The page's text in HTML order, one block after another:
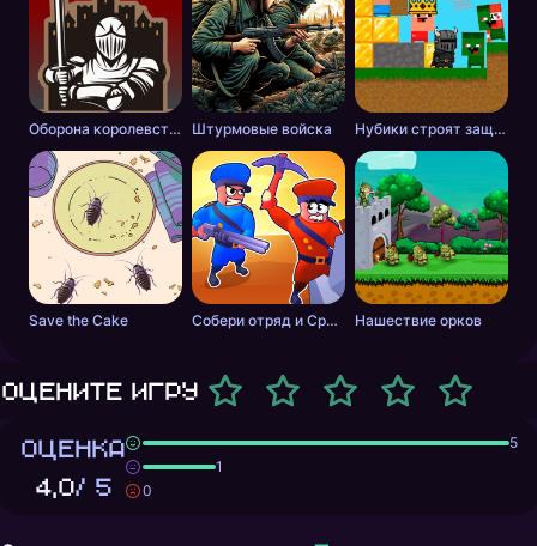
Оборона королевства Штурмовые войска Нубики строят защиту против зомби
Save the Cake Собери отряд и Сражайся: Синие против Красных Нашествие орков
Оцените игру
ОЦЕНКА
4,0/ 5
5
1
0